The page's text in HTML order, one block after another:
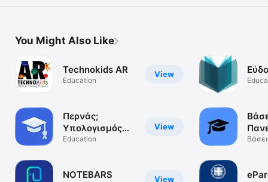
You Might Also Like
View
Technokids AR
Education
View
Περνάς;
Υπολογισμός
Μορίων
Education
View
NOTEBARS